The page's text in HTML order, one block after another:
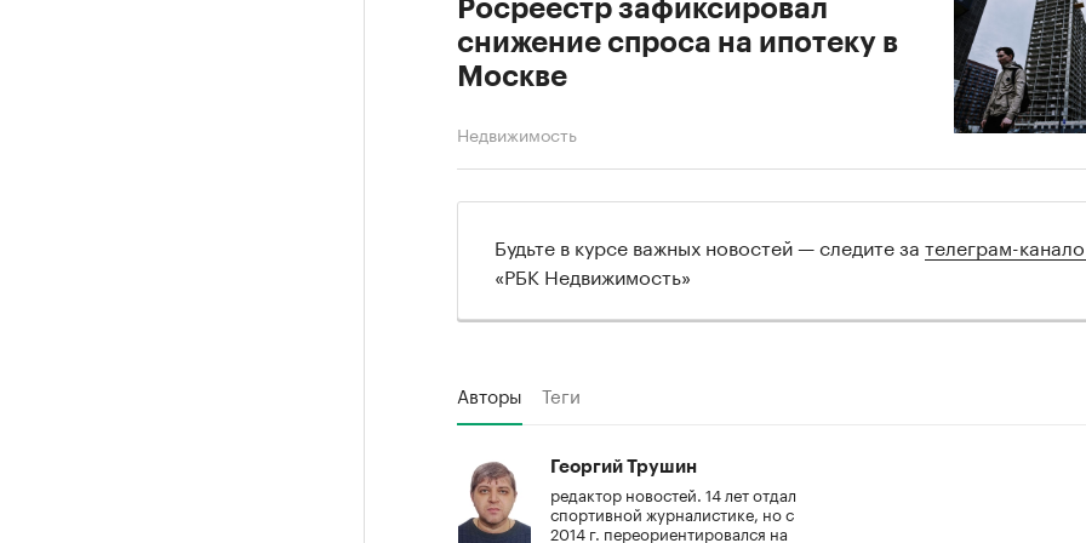
Росреестр зафиксировал
снижение спроса на ипотеку в
Москве
Недвижимость
Будьте в курсе важных новостей — следите за телеграм-
«РБК Недвижимость»
Авторы Теги
Георгий Трушин
редактор новостей. 14 лет отдал
спортивной журналистике, но с
2014 г. переориентировался на